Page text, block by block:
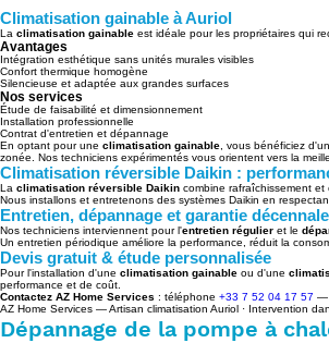
Climatisation gainable à Auriol
La climatisation gainable est idéale pour les propriétaires qui
Avantages
Intégration esthétique sans unités murales visibles
Confort thermique homogène
Silencieuse et adaptée aux grandes surfaces
Nos services
Étude de faisabilité et dimensionnement
Installation professionnelle
Contrat d'entretien et dépannage
En optant pour une climatisation gainable , vous bénéficiez
zonée. Nos techniciens expérimentés vous orientent vers la
Climatisation réversible Daikin :
La climatisation réversible Daikin combine rafraîchissement
Nous installons et entretenons des systèmes Daikin en
Entretien, dépannage et garantie décennale
Nos techniciens interviennent pour l'entretien régulier et le
Un entretien périodique améliore la performance, réduit la
Devis gratuit & étude personnalisée
Pour l'installation d'une climatisation gainable ou d'une
performance et de coût.
Contactez AZ Home Services : téléphone +33 7 52 04 17 57 —
AZ Home Services — Artisan climatisation Auriol · Intervention
Dépannage de la pompe à